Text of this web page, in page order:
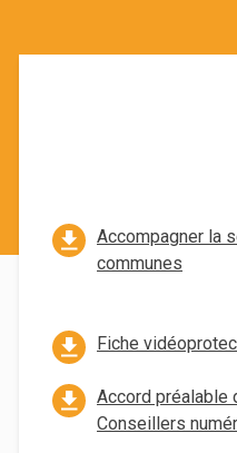
Accompagner la
communes
Fiche
Accord préalable
Conseillers